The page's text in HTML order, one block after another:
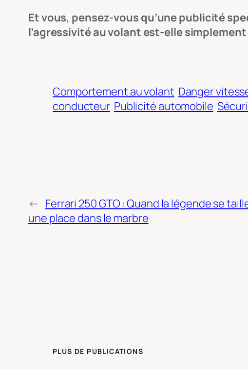
Et vous, pensez-vous qu’une publicité
l’agressivité au volant est-elle
Comportement au volant Danger
conducteur Publicité automobile
← Ferrari 250 GTO : Quand la légende se
une place dans le marbre
PLUS DE PUBLICATIONS